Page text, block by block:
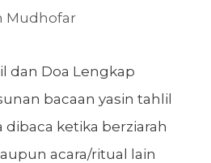
Mudhofar
dan Doa Lengkap
bacaan yasin tahlil
dibaca ketika berziarah
acara/ritual lain